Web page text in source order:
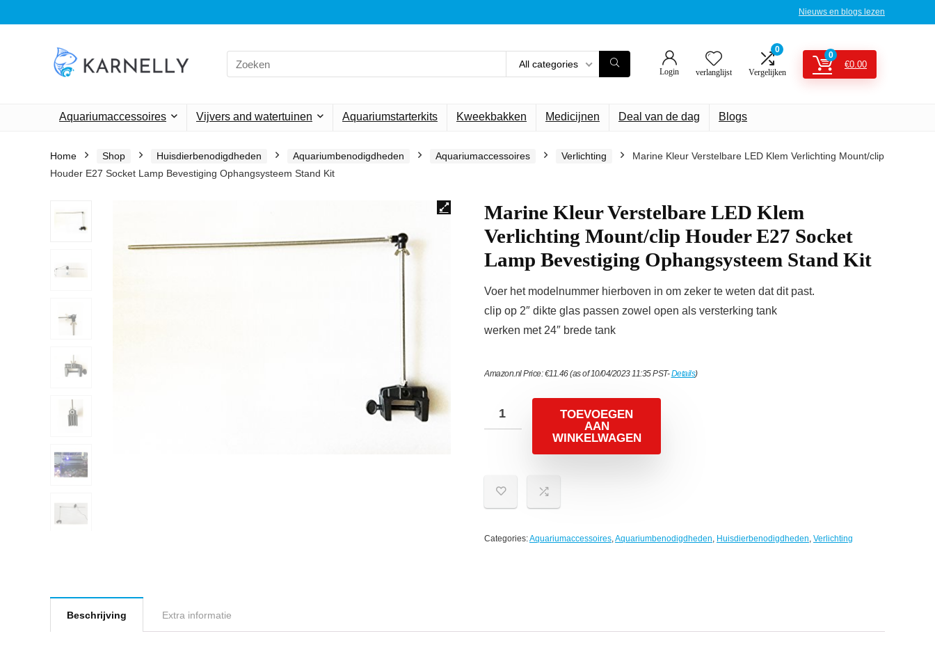
Nieuws en blogs lezen
Search
for:
All categories
Login verlanglijst
0
Vergelijken
0
€0.00
Aquariumaccessoires Vijvers and watertuinen Aquariumstarterkits Kweekbakken Medicijnen Deal van de dag Blogs
Home Shop Huisdierbenodigdheden Aquariumbenodigdheden Aquariumaccessoires Verlichting
Marine Kleur Verstelbare LED Klem Verlichting Mount/clip
Houder E27 Socket Lamp Bevestiging Ophangsysteem Stand Kit
Marine Kleur Verstelbare LED Klem
Verlichting Mount/clip Houder E27 Socket
Lamp Bevestiging Ophangsysteem Stand Kit
Voer het modelnummer hierboven in om zeker te weten dat dit past.
clip op 2″ dikte glas passen zowel open als versterking tank
werken met 24″ brede tank
Amazon.nl Price:€11.46(as of 10/04/2023 11:35 PST-Details)
TOEVOEGEN
AAN
WINKELWAGEN
Categories:Aquariumaccessoires,Aquariumbenodigdheden, Huisdierbenodigdheden, Verlichting
Beschrijving Extra informatie